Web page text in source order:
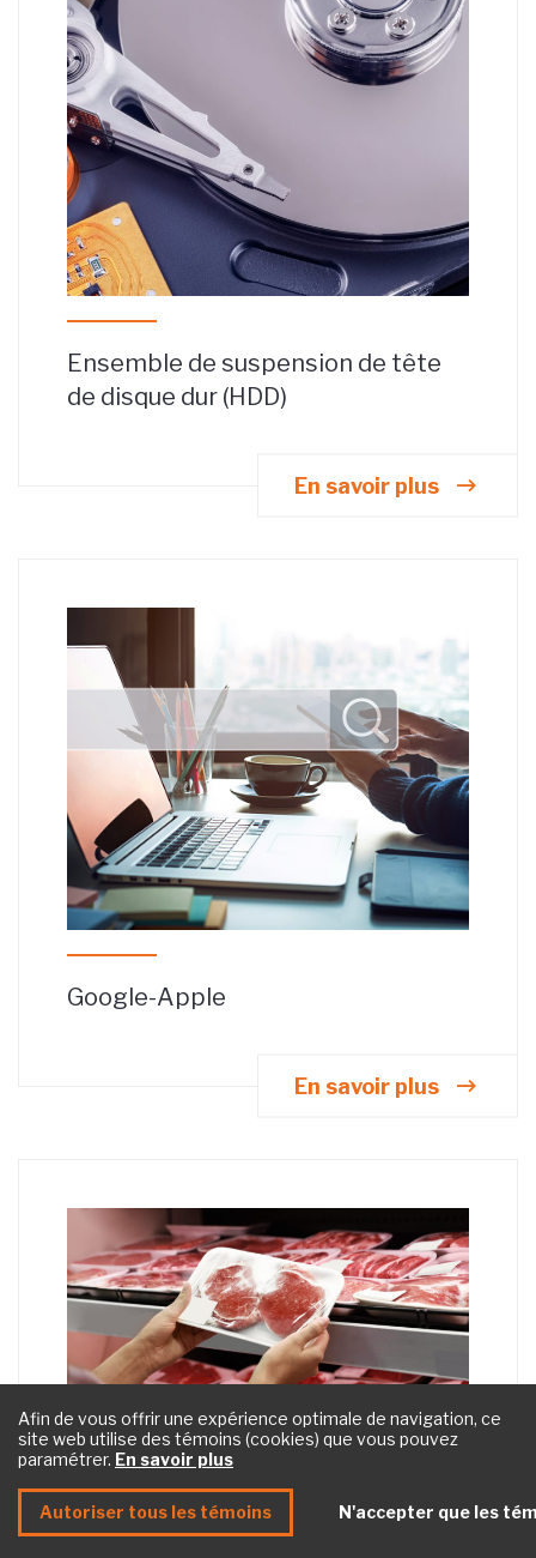
Ensemble de suspension de tête
de disque dur (HDD)
En savoir plus
Google-Apple
En savoir plus
Afin de vous offrir une expérience optimale de navigation, ce
site web utilise des témoins (cookies) que vous pouvez
paramétrer. En savoir plus
Autoriser tous les témoins N'accepter que les